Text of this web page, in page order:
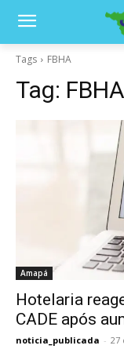
Tags FBHA
Tag: FBHA
Amapá
Hotelaria
CADE após
noticia_publicada - 27